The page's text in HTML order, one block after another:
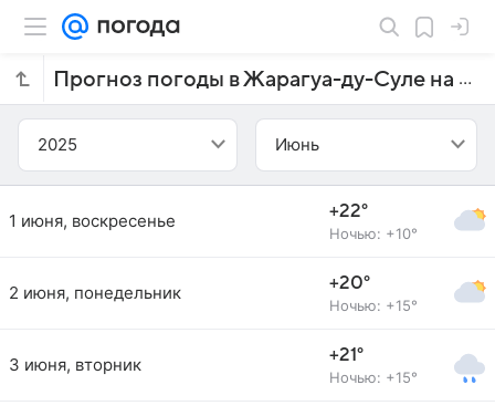
Прогноз погоды в Жарагуа-ду-Суле на июнь 2025 года
2025 Июнь
1 июня, воскресенье +22°
Ночью: +10°
2 июня, понедельник +20°
Ночью: +15°
3 июня, вторник +21°
Ночью: +15°